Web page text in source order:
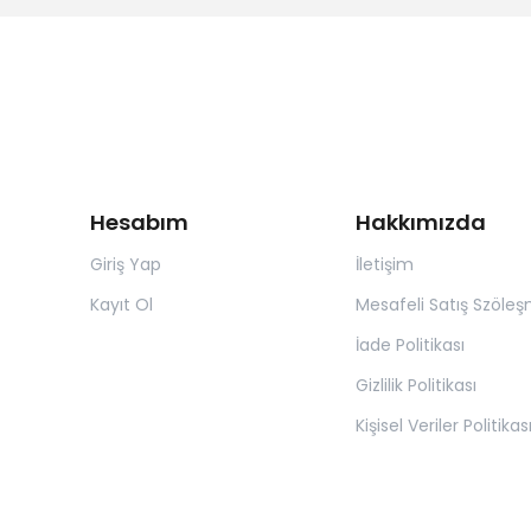
Hesabım
Giriş Yap
Kayıt Ol
Hakkımızda
İletişim
Mesafeli Satış
İade Politikası
Gizlilik Politikası
Kişisel Veriler Politikası